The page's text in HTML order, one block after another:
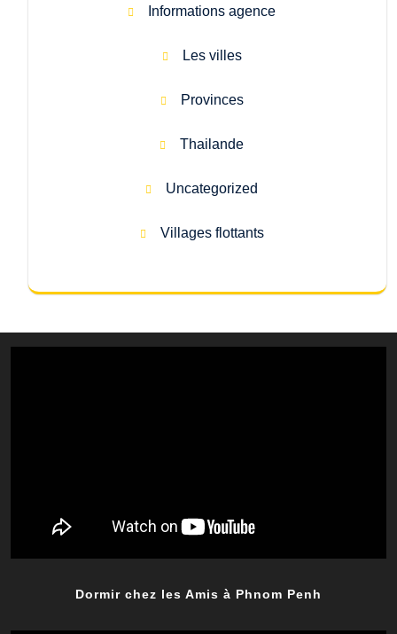
Informations agence
Les villes
Provinces
Thailande
Uncategorized
Villages flottants
Dormir chez les Amis à Phnom Penh